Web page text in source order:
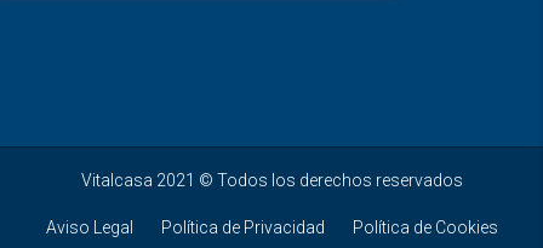
Vitalcasa 2021 © Todos los derechos reservados
Aviso Legal Política de Privacidad Política de Cookies